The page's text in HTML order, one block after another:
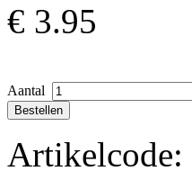
€ 3.95
Aantal
Artikelcode: